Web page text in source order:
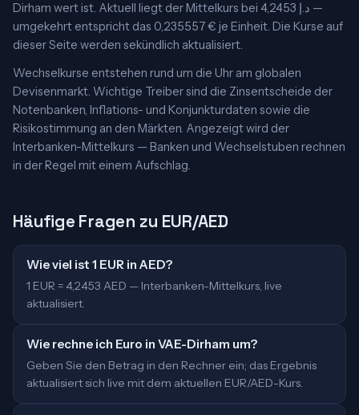
Dirham wert ist. Aktuell liegt der Mittelkurs bei 4,2453 د.إ —
umgekehrt entspricht das 0,235557 € je Einheit. Die Kurse auf
dieser Seite werden sekündlich aktualisiert.
Wechselkurse entstehen rund um die Uhr am globalen
Devisenmarkt. Wichtige Treiber sind die Zinsentscheide der
Notenbanken, Inflations- und Konjunkturdaten sowie die
Risikostimmung an den Märkten. Angezeigt wird der
Interbanken-Mittelkurs — Banken und Wechselstuben rechnen
in der Regel mit einem Aufschlag.
Häufige Fragen zu EUR/AED
Wie viel ist 1 EUR in AED?
1 EUR = 4,2453 AED — Interbanken-Mittelkurs, live
aktualisiert.
Wie rechne ich Euro in VAE-Dirham um?
Geben Sie den Betrag in den Rechner ein; das Ergebnis
aktualisiert sich live mit dem aktuellen EUR/AED-Kurs.